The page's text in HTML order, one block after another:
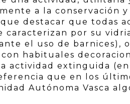
a la conservación
destacar que todas
caracterizan por su
el uso de barnices),
habituales
actividad extinguida
que en los
Autónoma Vasca